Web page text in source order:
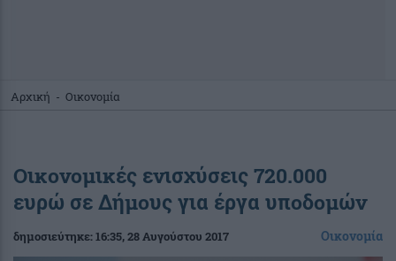
Αρχική - Οικονομία
Οικονομικές ενισχύσεις 720.000
ευρώ σε Δήμους για έργα υποδομών
δημοσιεύτηκε:16:35, 28 Αυγούστου 2017 Οικονομία